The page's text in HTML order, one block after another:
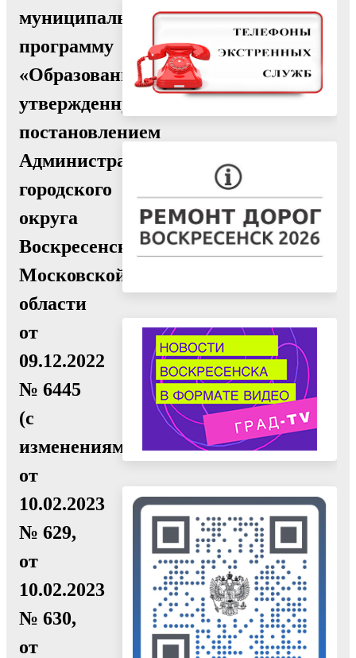
муниципальную
программу
«Образование»,
утвержденную
постановлением
Администрации
городского
округа
Воскресенск
Московской
области
от
09.12.2022
№ 6445
(с
изменениями
от
10.02.2023
№ 629,
от
10.02.2023
№ 630,
от